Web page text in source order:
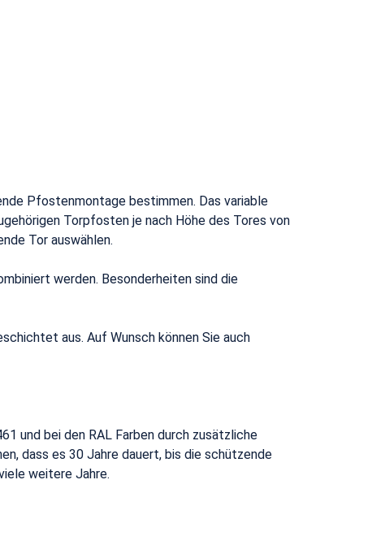
Pfostenmontage bestimmen. Das variable
Torpfosten je nach Höhe des Tores von
Tor auswählen.
werden. Besonderheiten sind die
aus. Auf Wunsch können Sie auch
und bei den RAL Farben durch zusätzliche
dass es 30 Jahre dauert, bis die schützende
weitere Jahre.